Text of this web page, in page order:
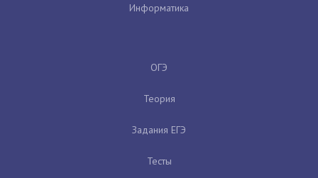
Информатика
ОГЭ
Теория
Задания ЕГЭ
Тесты